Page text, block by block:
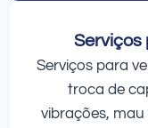
Serviços
Serviços para
troca de
vibrações,